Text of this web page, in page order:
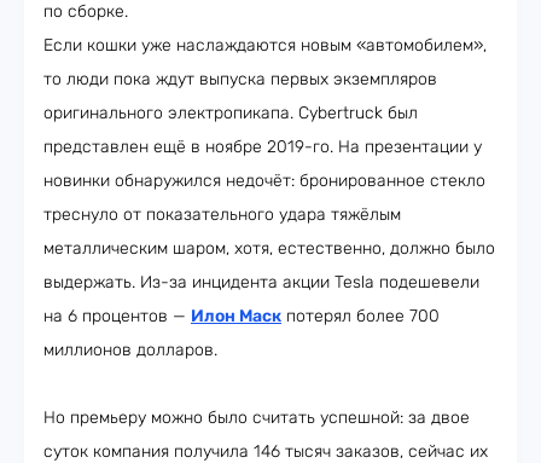
по сборке.
Если кошки уже наслаждаются новым «автомобилем»,
то люди пока ждут выпуска первых экземпляров
оригинального электропикапа. Cybertruck был
представлен ещё в ноябре 2019-го. На презентации у
новинки обнаружился недочёт: бронированное стекло
треснуло от показательного удара тяжёлым
металлическим шаром, хотя, естественно, должно было
выдержать. Из-за инцидента акции Tesla подешевели
на 6 процентов — Илон Маск потерял более 700
миллионов долларов.
Но премьеру можно было считать успешной: за двое
суток компания получила 146 тысяч заказов, сейчас их